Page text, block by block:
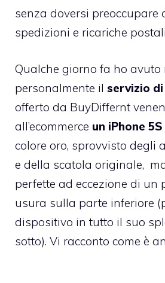
senza doversi preoccupare
spedizioni e ricariche
Qualche giorno fa ho avuto
personalmente il servizio
offerto da BuyDiffernt
all’ecommerce un iPhone
colore oro, sprovvisto degli
e della scatola originale,
perfette ad eccezione di un
usura sulla parte inferiore
dispositivo in tutto il suo
sotto). Vi racconto come è